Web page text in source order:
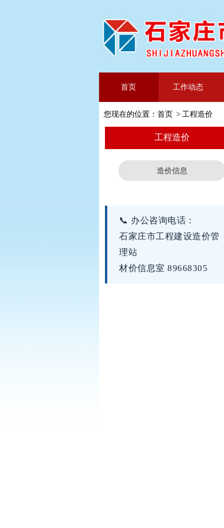
首页 工作动态
您现在的位置：首页 >工程造价
工程造价
造价信息
📞 办公咨询电话：
石家庄市工程建设造价管
理站
材价信息室 89668305